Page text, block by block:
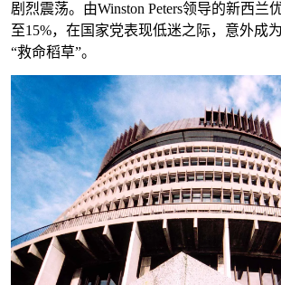
剧烈震荡。由Winston Peters领导的新西兰
至15%，在国家党表现低迷之际，意外成
“救命稻草”。